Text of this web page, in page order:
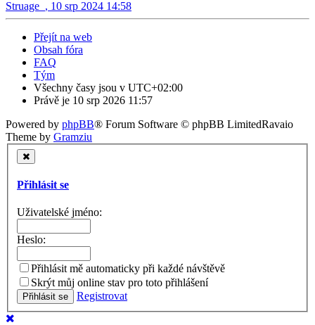
Struage_ , 10 srp 2024 14:58
Přejít na web
Obsah fóra
FAQ
Tým
Všechny časy jsou v UTC+02:00
Právě je 10 srp 2026 11:57
Powered by phpBB® Forum Software © phpBB LimitedRavaio
Theme by Gramziu
Přihlásit se
Uživatelské jméno:
Heslo:
Přihlásit mě automaticky při každé návštěvě
Skrýt můj online stav pro toto přihlášení
Registrovat